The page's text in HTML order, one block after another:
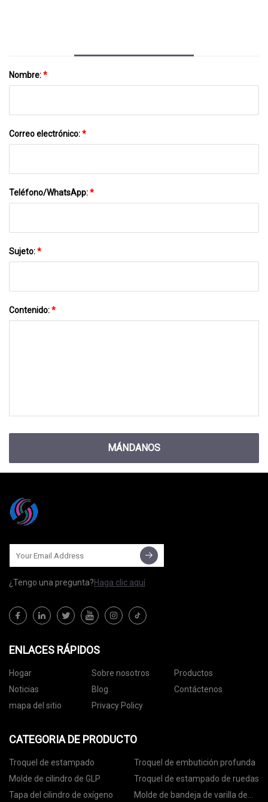
Nombre:*
Correo electrónico:*
Teléfono/WhatsApp:*
Sujeto:*
Contenido:*
MÁNDANOS
¿Tengo una pregunta?Haga clic aquí
ENLACES RÁPIDOS
Hogar Sobre nosotros
Productos
Noticias
Blog
Contáctenos
mapa del sitio
Privacy Policy
CATEGORIA DE PRODUCTO
Troquel de estampado
Troquel de embutición profunda
Molde de cilindro de GLP
Troquel de estampado de ruedas
Tapa del cilindro de oxígeno
Molde de bandeja de varilla de